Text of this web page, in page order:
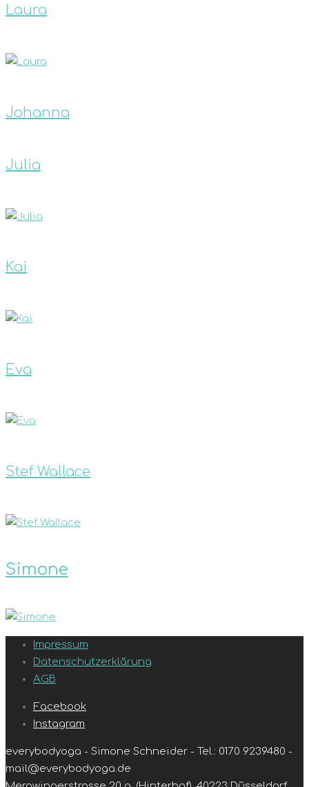
Laura
Johanna
Julia
Kai
Eva
Stef Wallace
Simone
Impressum
Datenschutzerklärung
AGB
Facebook
Instagram
everybodyoga - Simone Schneider - Tel.: 0170 9239480 -
mail@everybodyoga.de